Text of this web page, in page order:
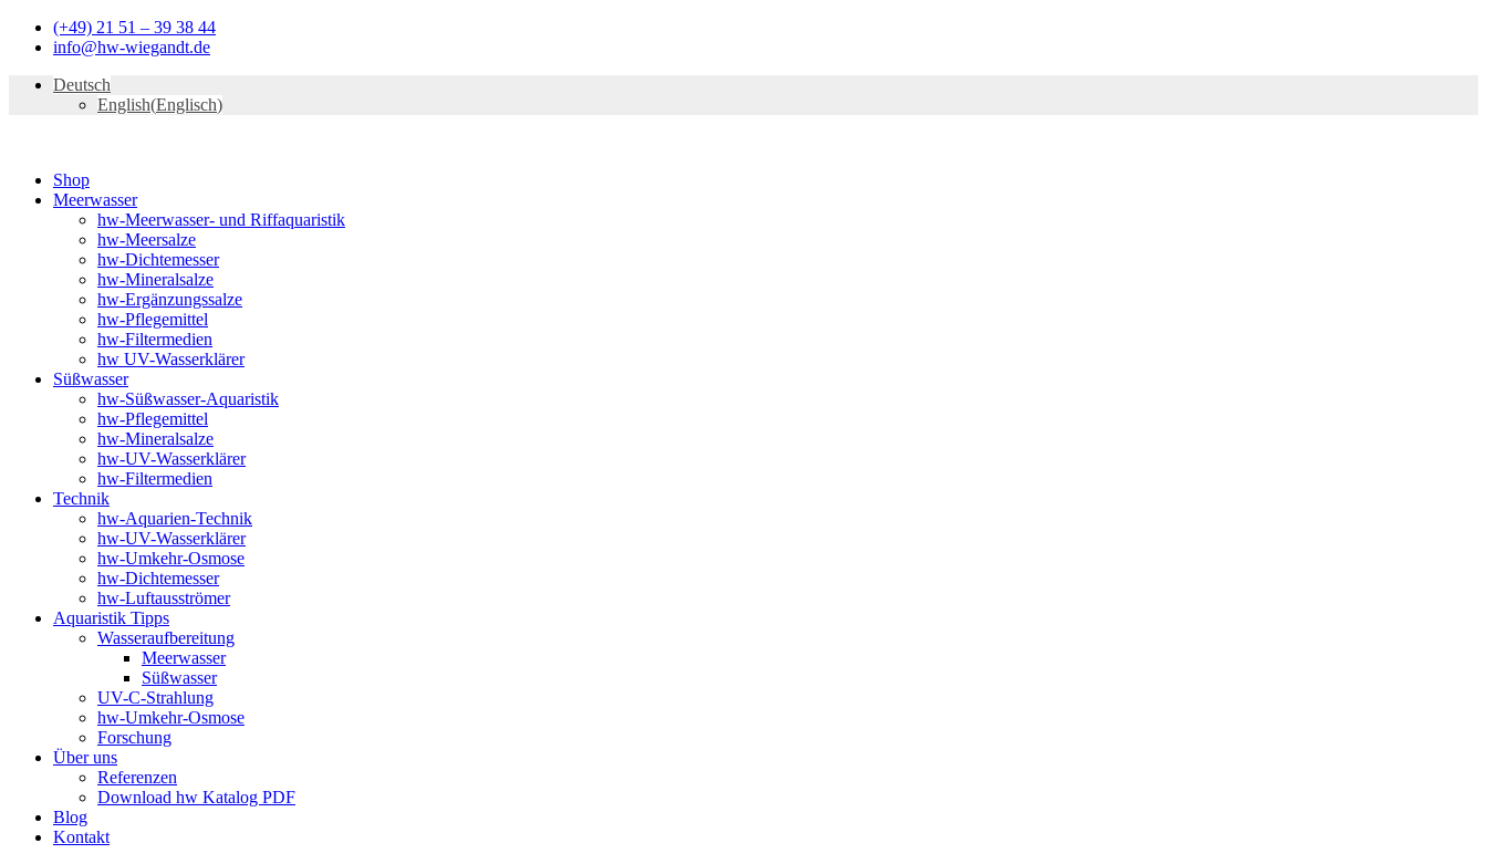
Zum
Inhalt
(+49) 21 51 – 39 38 44
info@hw-wiegandt.de
Deutsch
English(Englisch)
Shop
Meerwasser
hw-Meerwasser- und Riffaquaristik
hw-Meersalze
hw-Dichtemesser
hw-Mineralsalze
hw-Ergänzungssalze
hw-Pflegemittel
hw-Filtermedien
hw UV-Wasserklärer
Süßwasser
hw-Süßwasser-Aquaristik
hw-Pflegemittel
hw-Mineralsalze
hw-UV-Wasserklärer
hw-Filtermedien
Technik
hw-Aquarien-Technik
hw-UV-Wasserklärer
hw-Umkehr-Osmose
hw-Dichtemesser
hw-Luftausströmer
Aquaristik Tipps
Wasseraufbereitung
Meerwasser
Süßwasser
UV-C-Strahlung
hw-Umkehr-Osmose
Forschung
Über uns
Referenzen
Download hw Katalog PDF
Blog
Kontakt